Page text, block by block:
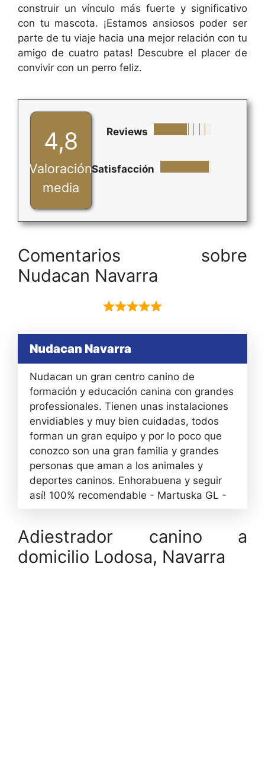
construir un vínculo más fuerte y significativo
con tu mascota. ¡Estamos ansiosos poder ser
parte de tu viaje hacia una mejor relación con tu
amigo de cuatro patas! Descubre el placer de
convivir con un perro feliz.
4,8
Valoración
media
Reviews
Satisfacción
Comentarios sobre
Nudacan Navarra
Nudacan Navarra
Nudacan un gran centro canino de
formación y educación canina con grandes
professionales. Tienen unas instalaciones
envidiables y muy bien cuidadas, todos
forman un gran equipo y por lo poco que
conozco son una gran familia y grandes
personas que aman a los animales y
deportes caninos. Enhorabuena y seguir
así! 100% recomendable - Martuska GL -
Adiestrador canino a
domicilio Lodosa, Navarra